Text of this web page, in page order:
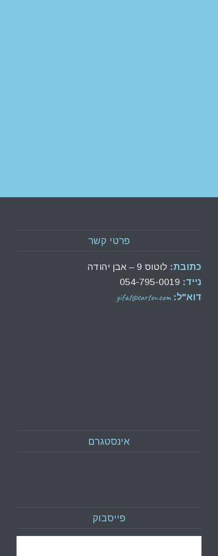
פרטי קשר
כתובת: לוטוס 9 – אבן יהודה
נייד: 054-795-0019
דוא"ל:yifat@sartov.com
אינסטגרם
פייסבוק